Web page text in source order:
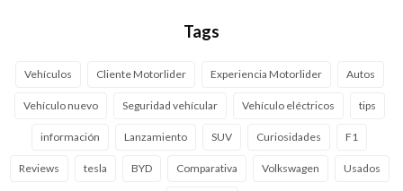
Tags
Vehículos Cliente Motorlider Experiencia Motorlider Autos
Vehículo nuevo Seguridad vehícular Vehículo eléctricos tips
información Lanzamiento SUV Curiosidades F1
Reviews tesla BYD Comparativa Volkswagen Usados